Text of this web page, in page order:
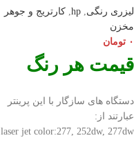
لیزری رنگی,
hp
, کارتریج و جوهر
مخزن
۰ تومان
قیمت هر رنگ
دستگاه های سازگار با این پرینتر
عبارتند از:
laser jet color:277, 252dw, 277dw